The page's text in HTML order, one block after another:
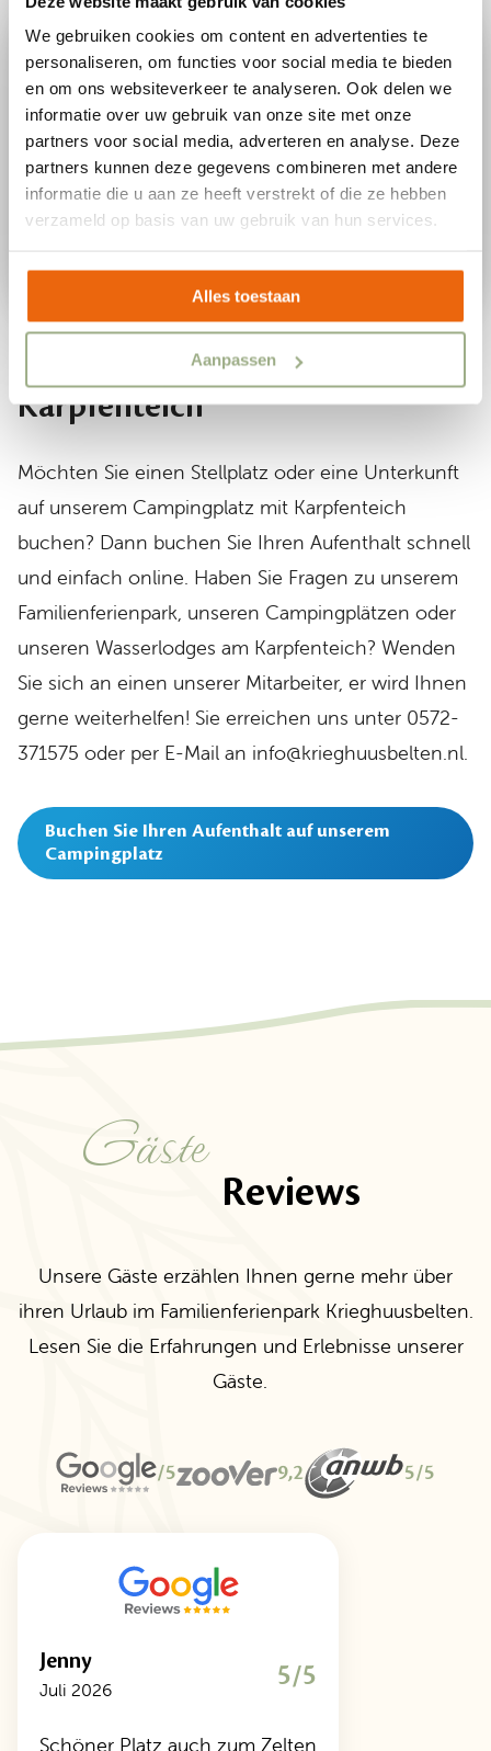
We gebruiken cookies om content en advertenties te
personaliseren, om functies voor social media te bieden
en om ons websiteverkeer te analyseren. Ook delen we
informatie over uw gebruik van onze site met onze
partners voor social media, adverteren en analyse. Deze
partners kunnen deze gegevens combineren met andere
informatie die u aan ze heeft verstrekt of die ze hebben
verzameld op basis van uw gebruik van hun services.
Alles toestaan
Aanpassen
Buchen Sie Ihren Aufenthalt auf
unserem Campingplatz mit
Karpfenteich
Möchten Sie einen Stellplatz oder eine Unterkunft
auf unserem Campingplatz mit Karpfenteich
buchen? Dann buchen Sie Ihren Aufenthalt schnell
und einfach online. Haben Sie Fragen zu unserem
Familienferienpark, unseren Campingplätzen oder
unseren Wasserlodges am Karpfenteich? Wenden
Sie sich an einen unserer Mitarbeiter, er wird Ihnen
gerne weiterhelfen! Sie erreichen uns unter 0572-
371575 oder per E-Mail an info@krieghuusbelten.nl.
Buchen Sie Ihren Aufenthalt auf unserem
Campingplatz
Gäste
Reviews
Jenny
Juli 2026 5/5
Schöner Platz auch zum Zelten
Unsere Gäste erzählen Ihnen gerne mehr über
ihren Urlaub im Familienferienpark Krieghuusbelten.
Lesen Sie die Erfahrungen und Erlebnisse unserer
Gäste.
/5 9,2 5/5